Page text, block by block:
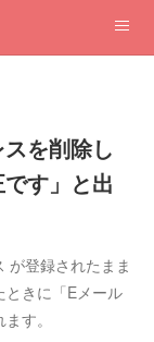
を削除し
す」と出
が登録されたまま
ときに「Eメール
す。